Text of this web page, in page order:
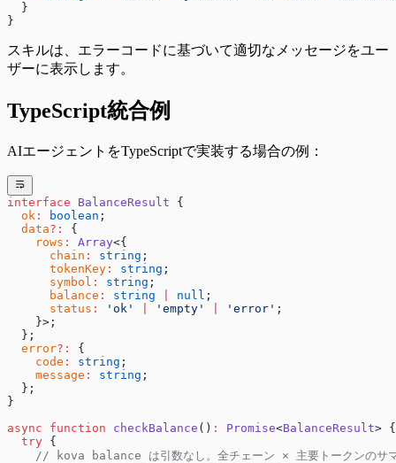
  }
}
スキルは、エラーコードに基づいて適切なメッセージをユー
ザーに表示します。
TypeScript統合例
AIエージェントをTypeScriptで実装する場合の例：
interface BalanceResult {
  ok
: boolean ;
  data
?:
{
    rows
: Array<{
      chain
: string ;
      tokenKey
: string ;
      symbol
: string ;
      balance
: string null ;
      status
: 'ok' 'empty' 'error' ;
    }>;
  };
  error
?:
{
    code
: string ;
    message
: string ;
  };
}
async function checkBalance () : Promise<BalanceResult> {
  try
{
// kova balance は引数なし。全チェーン × 主要トークンのサ